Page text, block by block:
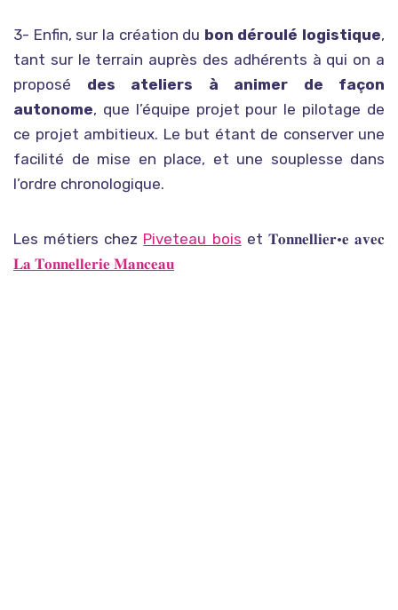
3- Enfin, sur la création du bon déroulé logistique,
tant sur le terrain auprès des adhérents à qui on a
proposé des ateliers à animer de façon
autonome, que l’équipe projet pour le pilotage de
ce projet ambitieux. Le but étant de conserver une
facilité de mise en place, et une souplesse dans
l’ordre chronologique.
Les métiers chez Piveteau bois et 𝐓𝐨𝐧𝐧𝐞𝐥𝐥𝐢𝐞𝐫•𝐞 𝐚𝐯𝐞𝐜
𝐋𝐚 𝐓𝐨𝐧𝐧𝐞𝐥𝐥𝐞𝐫𝐢𝐞 𝐌𝐚𝐧𝐜𝐞𝐚𝐮